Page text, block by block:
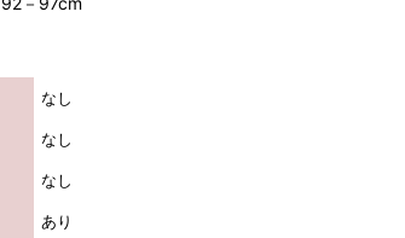
なし
なし
なし
あり